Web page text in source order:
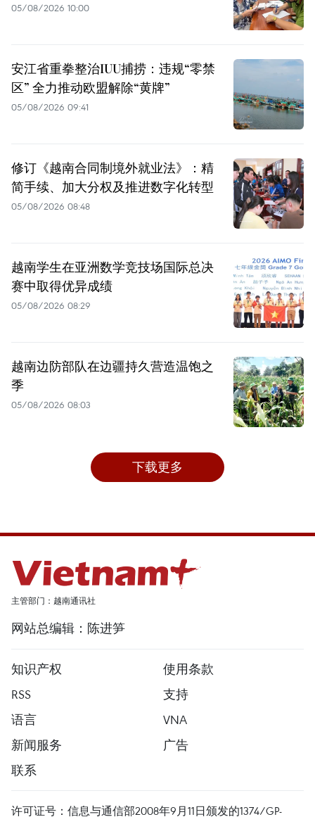
05/08/2026 10:00
安江省重拳整治IUU捕捞：违规“零禁
区” 全力推动欧盟解除“黄牌”
05/08/2026 09:41
修订《越南合同制境外就业法》：精
简手续、加大分权及推进数字化转型
05/08/2026 08:48
越南学生在亚洲数学竞技场国际总决
赛中取得优异成绩
05/08/2026 08:29
越南边防部队在边疆持久营造温饱之
季
05/08/2026 08:03
下载更多
主管部门：越南通讯社
网站总编辑：陈进笋
知识产权
使用条款
RSS
支持
语言
VNA
新闻服务
广告
联系
许可证号：信息与通信部2008年9月11日颁发的1374/GP-